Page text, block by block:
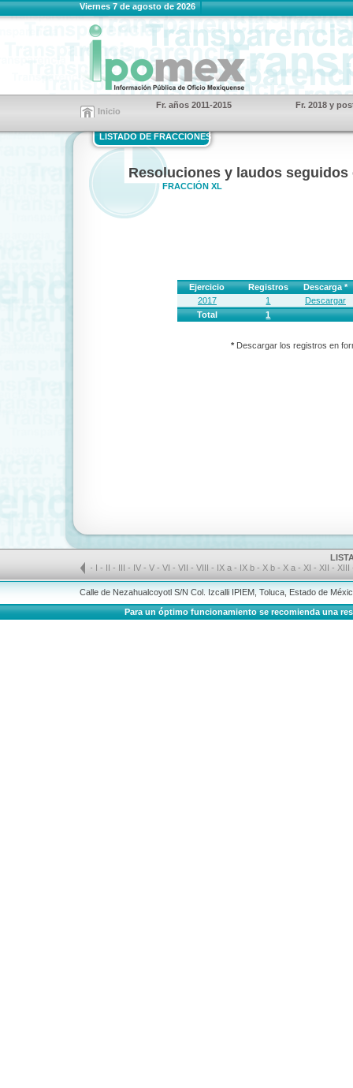
Viernes 7 de agosto de 2026
Inicio
Fr. años 2011-2015 Fr. 2018 y
LISTADO DE FRACCIONES
Resoluciones y laudos
FRACCIÓN XL
Ejercicio Registros
Descarga *
2017
1
Descargar
Total
1
* Descargar los registros en
- I- II- III- IV-V-VI-VII-VIII- IX a - IX b - X b - X a - XI- XII- XIII
Calle de Nezahualcoyotl S/N Col. Izcalli IPIEM, Toluca, Estado de
Para un óptimo funcionamiento se recomienda una